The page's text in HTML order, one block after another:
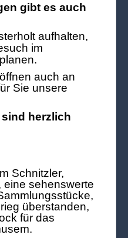
gibt es auch
aufhalten,
im
auch an
Sie unsere
herzlich
Schnitzler,
eine sehenswerte
überstanden,
für das